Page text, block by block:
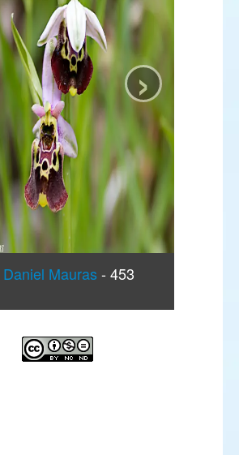
Daniel Mauras - 453
›